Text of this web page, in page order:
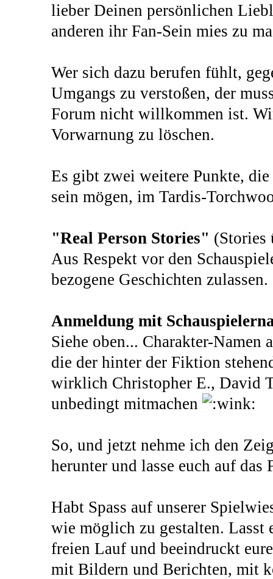
lieber Deinen persönlichen
anderen ihr Fan-Sein mies zu
Wer sich dazu berufen fühlt,
Umgangs zu verstoßen, der
Forum nicht willkommen ist.
Vorwarnung zu löschen.
Es gibt zwei weitere Punkte,
sein mögen, im Tardis-
"Real Person Stories" (Stories
Aus Respekt vor den
bezogene Geschichten zulassen.
Anmeldung mit
Siehe oben... Charakter-Namen
die der hinter der Fiktion
wirklich Christopher E., David
unbedingt mitmachen
So, und jetzt nehme ich den
herunter und lasse euch auf das
Habt Spass auf unserer
wie möglich zu gestalten.
freien Lauf und beeindruckt
mit Bildern und Berichten, mit